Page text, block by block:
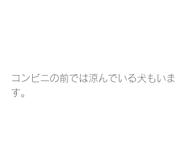
コンビニの前では涼んでいる犬もいま
す。